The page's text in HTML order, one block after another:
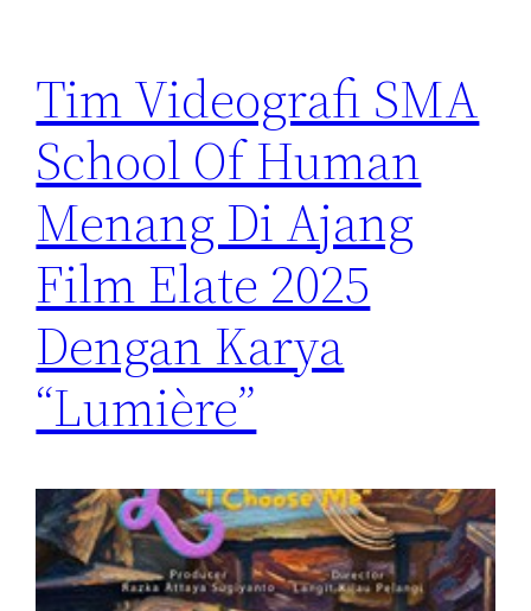
Tim Videografi SMA
School Of Human
Menang Di Ajang
Film Elate 2025
Dengan Karya
“Lumière”